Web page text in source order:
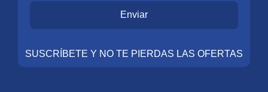
Enviar
SUSCRÍBETE Y NO TE PIERDAS LAS OFERTAS